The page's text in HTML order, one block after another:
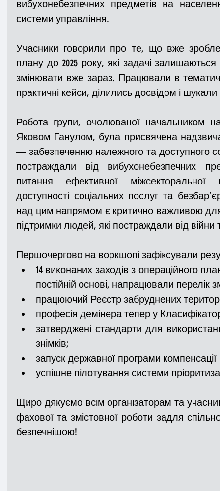
вибухонебезпечних предметів на
системи управління.
Учасники говорили про те, що вже
плану до 2025 року, які задачі
змінювати вже зараз. Працювали в
практичні кейси, ділились досвідом і шукали
Робота групи, очолюваної начальником
Яковом Ганулом, була присвячена
— забезпеченню належного та доступного
постраждали від вибухонебезпечних
питання ефективної міжсекторальної
доступності соціальних послуг та
над цим напрямом є критично важливою для
підтримки людей, які постраждали від війни
Першочергово на воркшопі зафіксували
14 виконаних заходів з операційного
працюючий Реєстр забруднених
професія демінера тепер у
затверджені стандарти для
знімків;
запуск державної програми
успішне пілотування системи
Щиро дякуємо всім організаторам та
фахової та змістовної роботи задля
безпечнішою!